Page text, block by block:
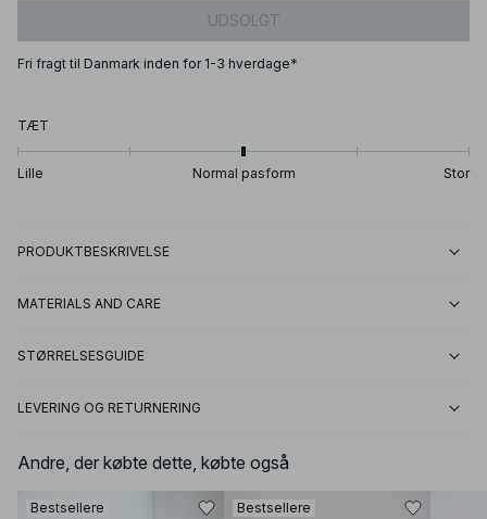
UDSOLGT
Fri fragt til Danmark inden for 1-3 hverdage*
TÆT
Lille Normal pasform Stor
PRODUKTBESKRIVELSE
MATERIALS AND CARE
STØRRELSESGUIDE
LEVERING OG RETURNERING
Andre, der købte dette, købte også
Bestsellere Bestsellere